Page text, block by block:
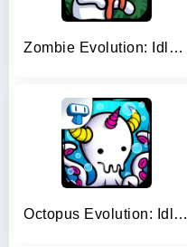
Zombie Evolution: Idle Game
Octopus Evolution: Idle Game